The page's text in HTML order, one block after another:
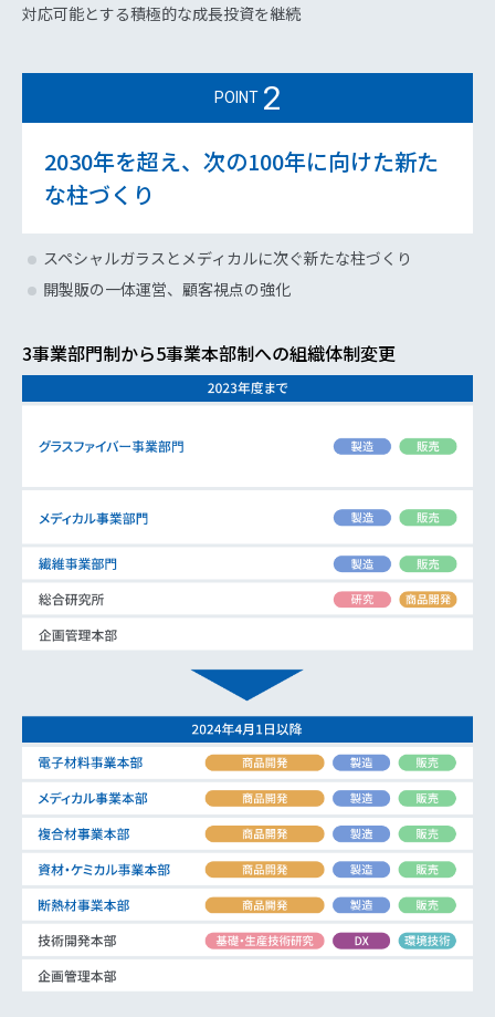
対応可能とする積極的な成長投資を継続
POINT 2
2030年を超え、次の100年に向けた新た
な柱づくり
スペシャルガラスとメディカルに次ぐ新たな柱づくり
開製販の一体運営、顧客視点の強化
3事業部門制から5事業本部制への組織体制変更